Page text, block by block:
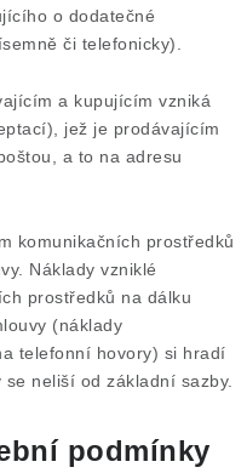
o dodatečné
či telefonicky).
a kupujícím vzniká
jež je prodávajícím
a to na adresu
prostředků
Náklady vzniklé
prostředků na dálku
(náklady
telefonní hovory) si hradí
neliší od základní sazby.
podmínky